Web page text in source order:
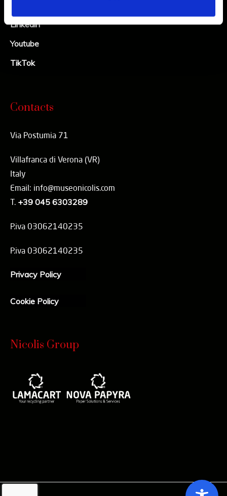
Linkedin
Youtube
TikTok
Contacts
Via Postumia 71
Villafranca di Verona (VR)
Italy
Email: info@museonicolis.com
T. +39 045 6303289
P.iva 03062140235
P.iva 03062140235
Privacy Policy
Cookie Policy
Nicolis Group